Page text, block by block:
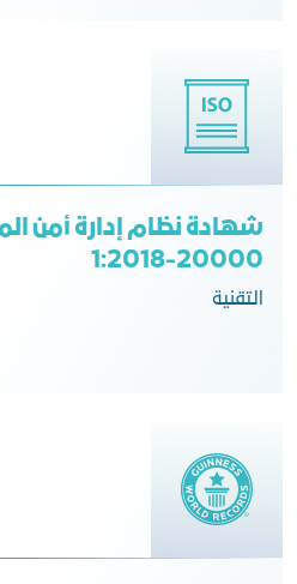
شهادة نظام إدارة أمن
20000-1:2018
التقنية